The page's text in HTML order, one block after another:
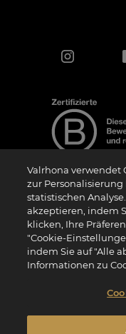
Das Logo “Certified B
z.B. “Zertifizierte B
Organisation, an
(“BIA”) erfolgreich
soziale und ökologische
darauf hingewiesen, dass B
der Verordnung (EU)
ist. Die Kriterien des BIA
Standards, die sich aus
Valrhona verwendet
zur Personalisierung
statistischen
akzeptieren, indem
klicken, Ihre
"Cookie-
indem Sie auf "Alle
Informationen zu